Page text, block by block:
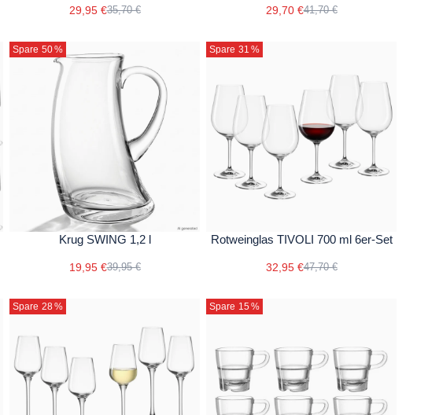
29,95 €35,70 € 29,70 €41,70 €
Spare 50%
Krug SWING 1,2 l
19,95 €39,95 €
Spare 31 %
Rotweinglas TIVOLI 700 ml 6er-Set
32,95 €47,70 €
Spare 28% Spare 15 %